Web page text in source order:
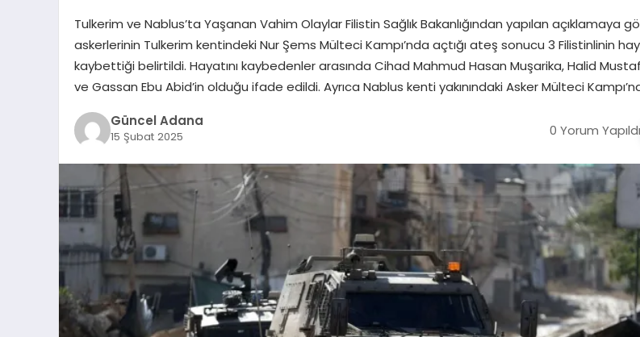
Tulkerim ve Nablus’ta Yaşanan Vahim Olaylar Filistin Sağlık Bakanlığından yapılan açıklamaya
askerlerinin Tulkerim kentindeki Nur Şems Mülteci Kampı’nda açtığı ateş sonucu 3 Filistinlinin
kaybettiği belirtildi. Hayatını kaybedenler arasında Cihad Mahmud Hasan Muşarika, Halid
ve Gassan Ebu Abid’in olduğu ifade edildi. Ayrıca Nablus kenti yakınındaki Asker Mülteci
Güncel Adana
15 Şubat 2025 0 Yorum Yapıldı